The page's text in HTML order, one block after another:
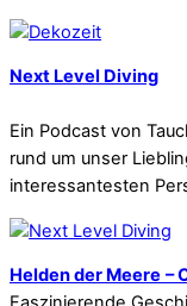
Next Level Diving
Ein Podcast von
rund um unser
interessantesten
Helden der Meere –